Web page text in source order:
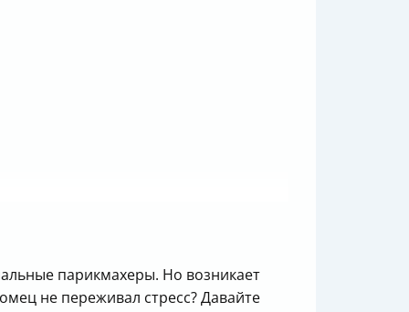
парикмахеры. Но возникает
не переживал стресс? Давайте